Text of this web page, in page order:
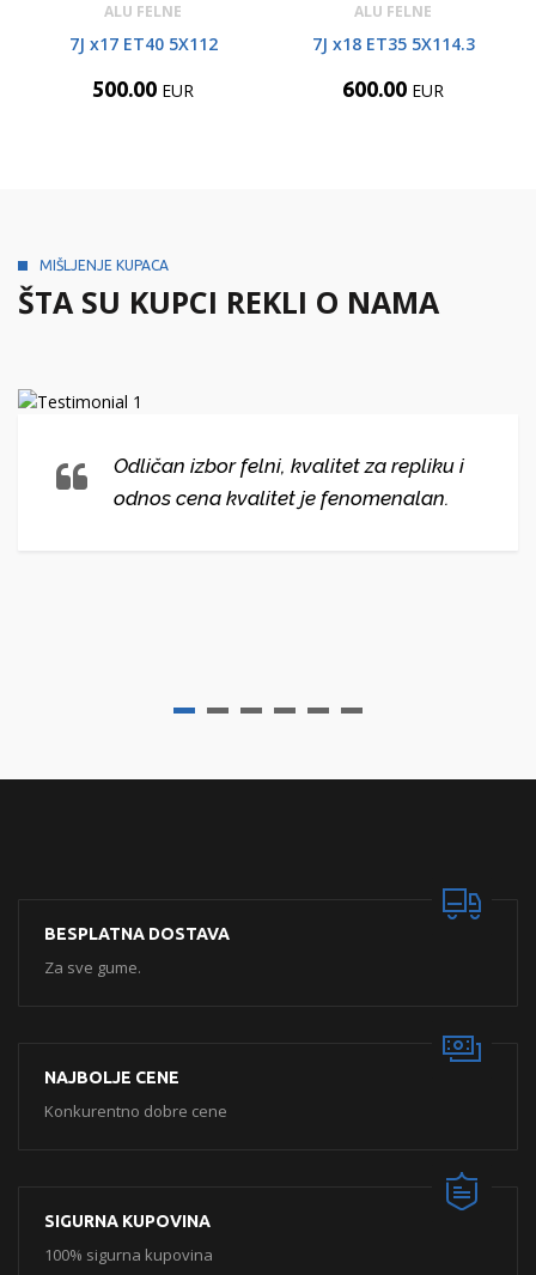
ALU FELNE
7J x17 ET40 5X112
500.00 EUR
ALU FELNE
7J x18 ET35 5X114.3
600.00 EUR
MIŠLJENJE KUPACA
ŠTA SU KUPCI REKLI O NAMA
Odličan izbor felni, kvalitet za repliku i
odnos cena kvalitet je fenomenalan.
BESPLATNA DOSTAVA
Za sve gume.
NAJBOLJE CENE
Konkurentno dobre cene
SIGURNA KUPOVINA
100% sigurna kupovina